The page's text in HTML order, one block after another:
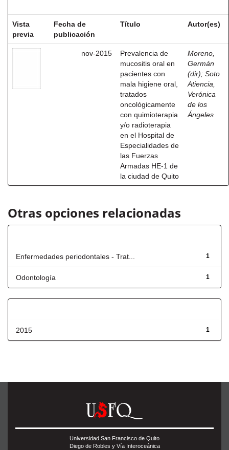
Vista
previa
Fecha de
publicación
Título Autor(es)
nov-2015
Prevalencia de
mucositis oral en
pacientes con
mala higiene oral,
tratados
oncológicamente
con quimioterapia
y/o radioterapia
en el Hospital de
Especialidades de
las Fuerzas
Armadas HE-1 de
la ciudad de Quito
Moreno,
Germán
(dir); Soto
Atiencia,
Verónica
de los
Ángeles
Otras opciones relacionadas
1
Enfermedades periodontales - Trat...
1
Odontología
1
2015
Universidad San Francisco de Quito
Diego de Robles y Vía Interoceánica